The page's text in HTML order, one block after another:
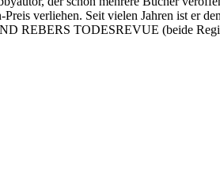
verliehen. Seit vielen Jahren ist er
REBERS TODESREVUE (beide